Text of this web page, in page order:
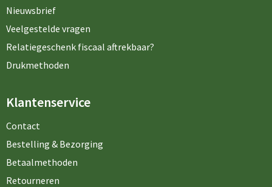
Nieuwsbrief
Veelgestelde vragen
Relatiegeschenk fiscaal aftrekbaar?
Drukmethoden
Klantenservice
Contact
Bestelling & Bezorging
Betaalmethoden
Retourneren